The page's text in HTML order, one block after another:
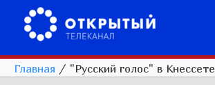
Главная / "Русский голос" в Кнессете